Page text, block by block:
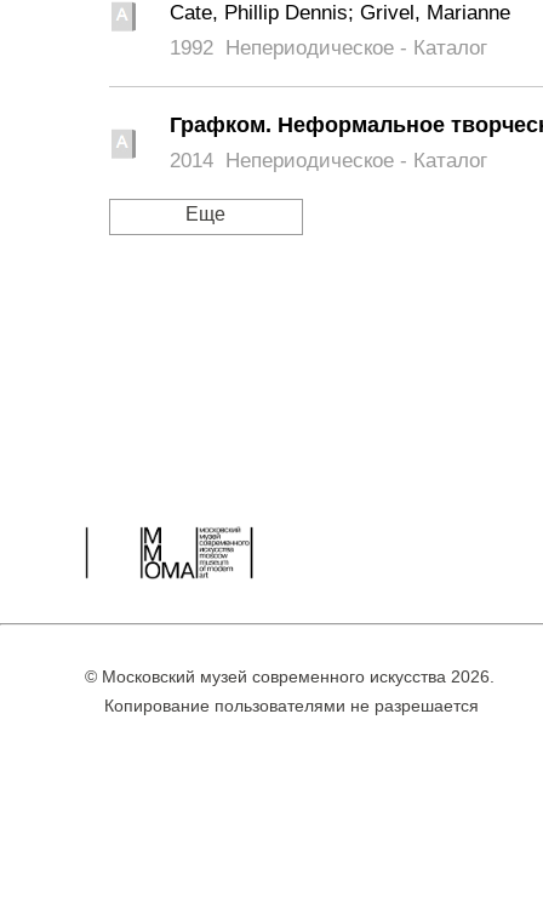
Cate, Phillip Dennis; Grivel, Marianne
1992 Непериодическое - Каталог
Графком. Неформальное
2014 Непериодическое - Каталог
Еще
© Московский музей современного искусства 2026.
Копирование пользователями не разрешается